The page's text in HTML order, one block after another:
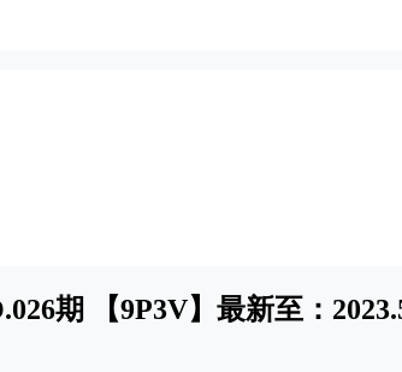
期 【9P3V】最新至：